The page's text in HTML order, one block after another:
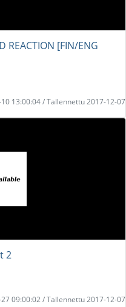
REACTION [FIN/ENG
13:00:04 / Tallennettu 2017-12-07
2
09:00:02 / Tallennettu 2017-12-07